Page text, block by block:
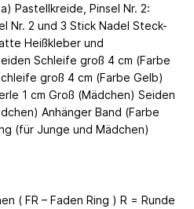
Pastellkreide, Pinsel Nr. 2:
Nr. 2 und 3 Stick Nadel Steck-
Heißkleber und
Schleife groß 4 cm (Farbe
groß 4 cm (Farbe Gelb)
1 cm Groß (Mädchen) Seiden
Anhänger Band (Farbe
(für Junge und Mädchen)
( FR – Faden Ring ) R = Runde